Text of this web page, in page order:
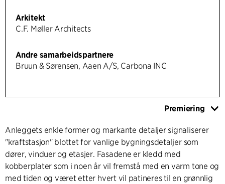
Arkitekt
C.F. Møller Architects
Andre samarbeidspartnere
Bruun & Sørensen, Aaen A/S, Carbona INC
Premiering
Anleggets enkle former og markante detaljer signaliserer
"kraftstasjon" blottet for vanlige bygningsdetaljer som
dører, vinduer og etasjer. Fasadene er kledd med
kobberplater som i noen år vil fremstå med en varm tone og
med tiden og været etter hvert vil patineres til en grønnlig